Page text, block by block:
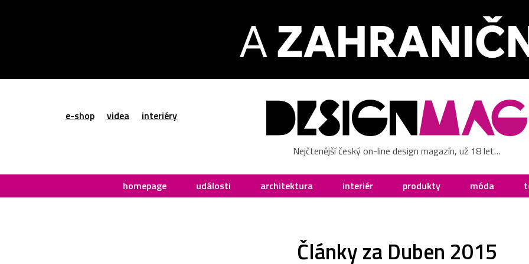
e-shop videa interiéry
Nejčtenější český on-line design magazín, už 18 let…
homepage události architektura interiér produkty móda
Články za Duben 2015